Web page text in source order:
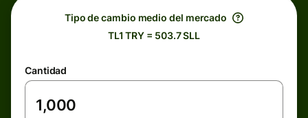
Tipo de cambio medio del mercado
TL1 TRY = 503.7 SLL
Cantidad